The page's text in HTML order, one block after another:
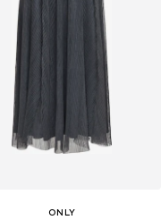
ONLY